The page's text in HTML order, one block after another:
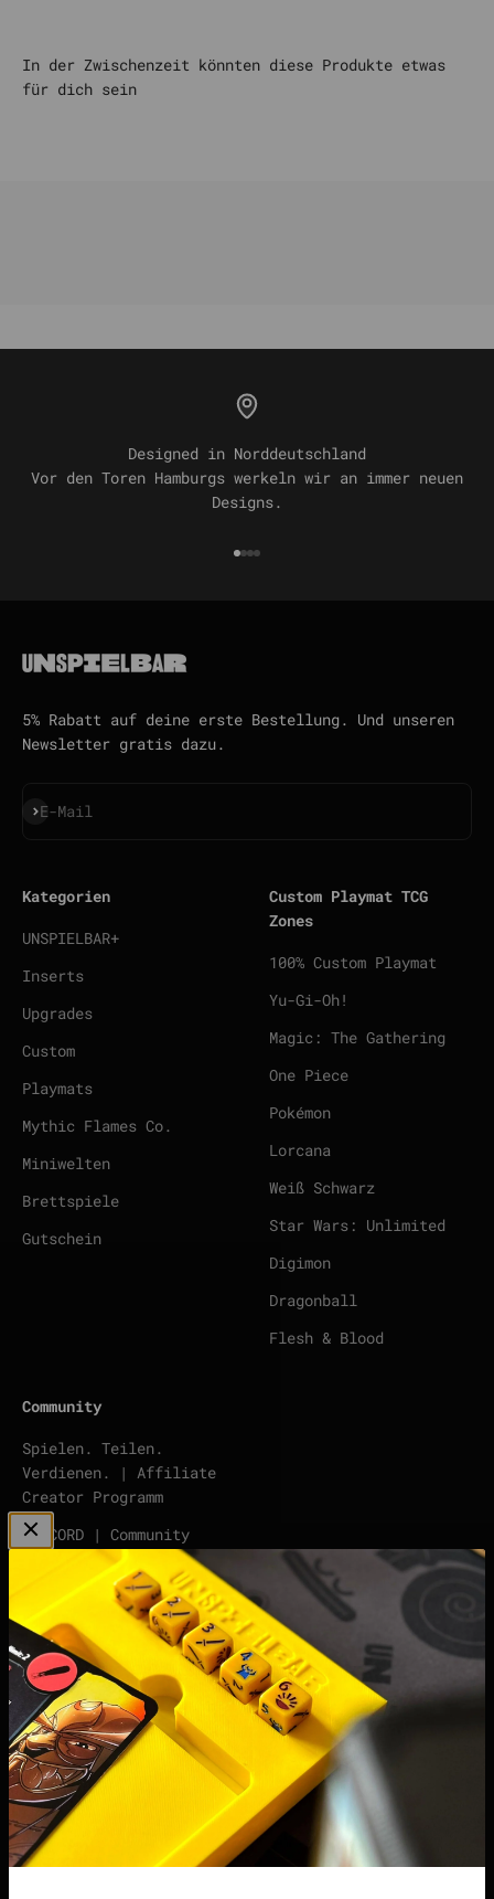
Designed in Norddeutschland
Vor den Toren Hamburgs werkeln wir an immer neuen
Designs.
Gehe zu Element 1
Gehe zu Element 2
Gehe zu Element 3
Gehe zu Element 4
5% Rabatt auf deine erste Bestellung. Und unseren
Newsletter gratis dazu.
E-Mail
Abonnieren
Kategorien
UNSPIELBAR+
Inserts
Upgrades
Custom
Playmats
Mythic Flames Co.
Miniwelten
Brettspiele
Gutschein
Custom Playmat TCG
Zones
100% Custom Playmat
Yu-Gi-Oh!
Magic: The Gathering
One Piece
Pokémon
Lorcana
Weiß Schwarz
Star Wars: Unlimited
Digimon
Dragonball
Flesh & Blood
Community
Spielen. Teilen.
Verdienen. | Affiliate
Creator Programm
DISCORD | Community
points | Score Tracker
Podcast
Impressum
Datenschutzerklärung
Widerrufsrecht &
Widerrufsformular
Allgemeine
Geschäftsbedingungen